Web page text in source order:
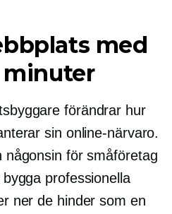
med
minuter
förändrar hur
sin online-närvaro.
någonsin för småföretag
professionella
ner de hinder som en